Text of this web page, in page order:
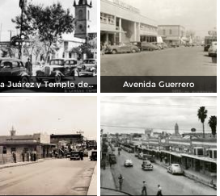
Plaza Juárez y Templo del Santo Niño Avenida Guerrero